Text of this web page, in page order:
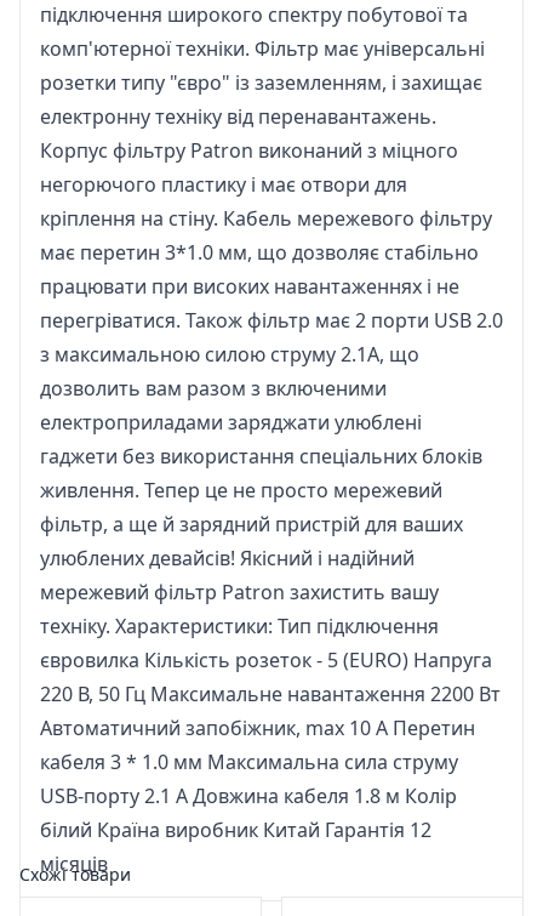
підключення широкого спектру побутової та
комп'ютерної техніки. Фільтр має універсальні
розетки типу "євро" із заземленням, і захищає
електронну техніку від перенавантажень.
Корпус фільтру Patron виконаний з міцного
негорючого пластику і має отвори для
кріплення на стіну. Кабель мережевого фільтру
має перетин 3*1.0 мм, що дозволяє стабільно
працювати при високих навантаженнях і не
перегріватися. Також фільтр має 2 порти USB 2.0
з максимальною силою струму 2.1А, що
дозволить вам разом з включеними
електроприладами заряджати улюблені
гаджети без використання спеціальних блоків
живлення. Тепер це не просто мережевий
фільтр, а ще й зарядний пристрій для ваших
улюблених девайсів! Якісний і надійний
мережевий фільтр Patron захистить вашу
техніку. Характеристики: Тип підключення
євровилка Кількість розеток - 5 (EURO) Напруга
220 В, 50 Гц Максимальне навантаження 2200 Вт
Автоматичний запобіжник, max 10 А Перетин
кабеля 3 * 1.0 мм Максимальна сила струму
USB-порту 2.1 А Довжина кабеля 1.8 м Колір
білий Країна виробник Китай Гарантія 12
місяців
Схожі товари